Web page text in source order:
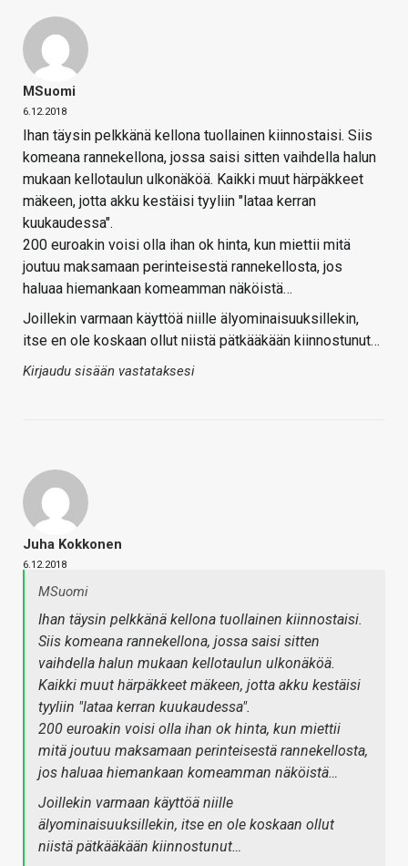
MSuomi
6.12.2018
Ihan täysin pelkkänä kellona tuollainen kiinnostaisi. Siis
komeana rannekellona, jossa saisi sitten vaihdella halun
mukaan kellotaulun ulkonäköä. Kaikki muut härpäkkeet
mäkeen, jotta akku kestäisi tyyliin "lataa kerran
kuukaudessa".
200 euroakin voisi olla ihan ok hinta, kun miettii mitä
joutuu maksamaan perinteisestä rannekellosta, jos
haluaa hiemankaan komeamman näköistä…
Joillekin varmaan käyttöä niille älyominaisuuksillekin,
itse en ole koskaan ollut niistä pätkääkään kiinnostunut…
Kirjaudu sisään vastataksesi
Juha Kokkonen
6.12.2018
MSuomi
Ihan täysin pelkkänä kellona tuollainen kiinnostaisi.
Siis komeana rannekellona, jossa saisi sitten
vaihdella halun mukaan kellotaulun ulkonäköä.
Kaikki muut härpäkkeet mäkeen, jotta akku kestäisi
tyyliin "lataa kerran kuukaudessa".
200 euroakin voisi olla ihan ok hinta, kun miettii
mitä joutuu maksamaan perinteisestä rannekellosta,
jos haluaa hiemankaan komeamman näköistä…
Joillekin varmaan käyttöä niille
älyominaisuuksillekin, itse en ole koskaan ollut
niistä pätkääkään kiinnostunut…